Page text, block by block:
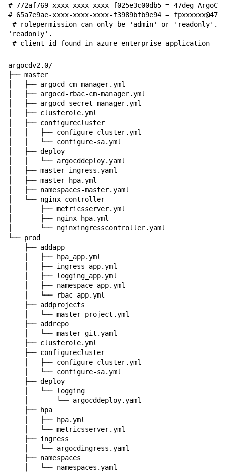
# 772af769-xxxx-xxxx-xxxx-f025e3c00db5 = 47deg-ArgoCD-
# 65a7e9ae-xxxx-xxxx-xxxx-f3989bfb9e94 =
# rolepermission can only be 'admin' or
'readonly'.
argocdv2.0/
├── master
│   ├── argocd-cm-manager.yml
│   ├── argocd-rbac-cm-manager.yml
│   ├── argocd-secret-manager.yml
│   ├── clusterole.yml
│   ├── configurecluster
│   │   ├── configure-cluster.yml
│   │   └── configure-sa.yml
│   ├── deploy
│   │   └── argocddeploy.yaml
│   ├── master-ingress.yaml
│   ├── master_hpa.yml
│   ├── namespaces-master.yaml
│   └── nginx-controller
│       ├── metricsserver.yml
│       ├── nginx-hpa.yml
│       └── nginxingresscontroller.yaml
└── prod
    ├── addapp
    │   ├── hpa_app.yml
    │   ├── ingress_app.yml
    │   ├── logging_app.yml
    │   ├── namespace_app.yml
    │   └── rbac_app.yml
    ├── addprojects
    │   └── master-project.yml
    ├── addrepo
    │   └── master_git.yaml
    ├── clusterole.yml
    ├── configurecluster
    │   ├── configure-cluster.yml
    │   └── configure-sa.yml
    ├── deploy
    │   └── logging
    │       └── argocddeploy.yaml
    ├── hpa
    │   ├── hpa.yml
    │   └── metricsserver.yml
    ├── ingress
    │   └── argocdingress.yaml
    ├── namespaces
    │   └── namespaces.yaml